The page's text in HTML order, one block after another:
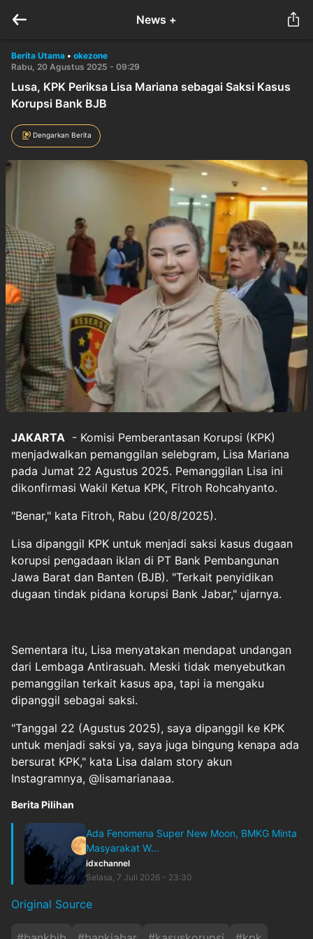
News +
Berita Utama • okezone
Rabu, 20 Agustus 2025 - 09:29
Lusa, KPK Periksa Lisa Mariana sebagai Saksi Kasus
Korupsi Bank BJB
Dengarkan Berita
JAKARTA - Komisi Pemberantasan Korupsi (KPK)
menjadwalkan pemanggilan selebgram, Lisa Mariana
pada Jumat 22 Agustus 2025. Pemanggilan Lisa ini
dikonfirmasi Wakil Ketua KPK, Fitroh Rohcahyanto.
"Benar," kata Fitroh, Rabu (20/8/2025).
Lisa dipanggil KPK untuk menjadi saksi kasus dugaan
korupsi pengadaan iklan di PT Bank Pembangunan
Jawa Barat dan Banten (BJB). "Terkait penyidikan
dugaan tindak pidana korupsi Bank Jabar," ujarnya.
Sementara itu, Lisa menyatakan mendapat undangan
dari Lembaga Antirasuah. Meski tidak menyebutkan
pemanggilan terkait kasus apa, tapi ia mengaku
dipanggil sebagai saksi.
"Tanggal 22 (Agustus 2025), saya dipanggil ke KPK
untuk menjadi saksi ya, saya juga bingung kenapa ada
bersurat KPK," kata Lisa dalam story akun
Instagramnya, @lisamarianaaa.
Berita Pilihan
Ada Fenomena Super New Moon, BMKG Minta
Masyarakat W...
idxchannel
Selasa, 7 Juli 2026 - 23:30
Original Source